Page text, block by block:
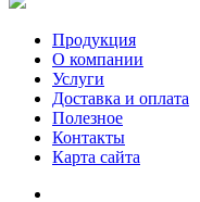
Продукция
О компании
Услуги
Доставка и оплата
Полезное
Контакты
Карта сайта